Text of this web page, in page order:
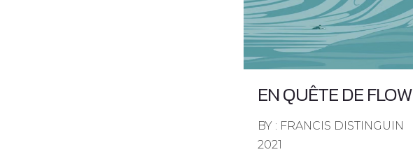
EN QUÊTE DE FLOW
BY : FRANCIS DISTINGUIN
2021